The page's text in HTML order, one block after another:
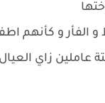
و كأنهم
عاملين زاي